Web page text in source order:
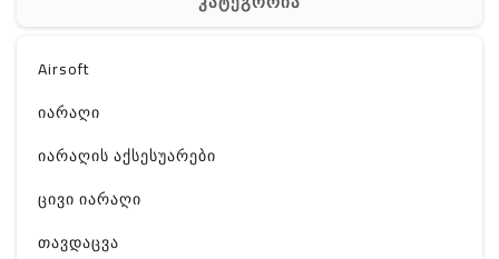
Airsoft
იარაღი
იარაღის აქსესუარები
ცივი იარაღი
თავდაცვა